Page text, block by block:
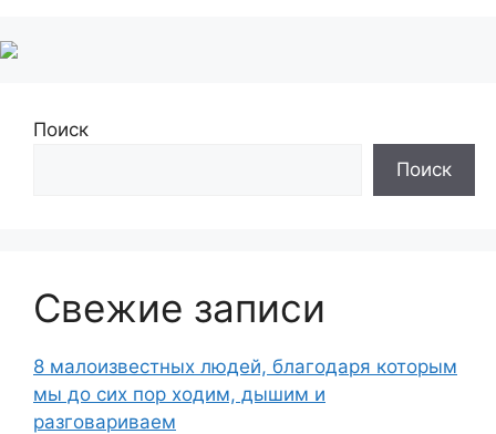
Поиск
Поиск
Свежие записи
8 малоизвестных людей, благодаря которым
мы до сих пор ходим, дышим и
разговариваем